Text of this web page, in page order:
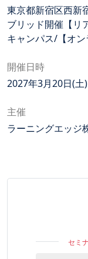
東京都新宿区西新
ブリッド開催【リ
キャンパス/【オ
開催日時
2027年3月20日(土
主催
ラーニングエッジ
セミ